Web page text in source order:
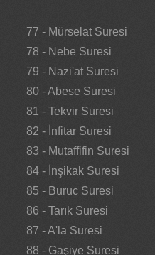
77 - Mürselat Suresi
78 - Nebe Suresi
79 - Nazi'at Suresi
80 - Abese Suresi
81 - Tekvir Suresi
82 - İnfitar Suresi
83 - Mutaffifin Suresi
84 - İnşikak Suresi
85 - Buruc Suresi
86 - Tarık Suresi
87 - A'la Suresi
88 - Gaşiye Suresi